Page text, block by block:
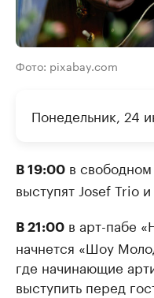
Фото: pixabay.com
Понедельник, 24
В 19:00 в
выступят Josef Trio
В 21:00 в арт-пабе
начнется «Шоу
где начинающие
выступить перед